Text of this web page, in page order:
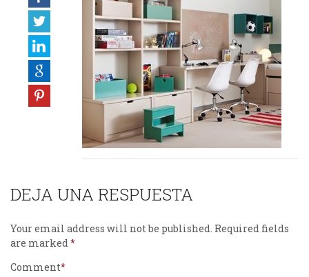
DEJA UNA RESPUESTA
Your email address will not be published. Required fields
are marked
Comment